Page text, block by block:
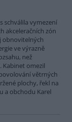
schválila vymezení
akceleračních zón
obnovitelných
ve výrazně
než
omezil
větrných
plochy, řekl na
a obchodu Karel